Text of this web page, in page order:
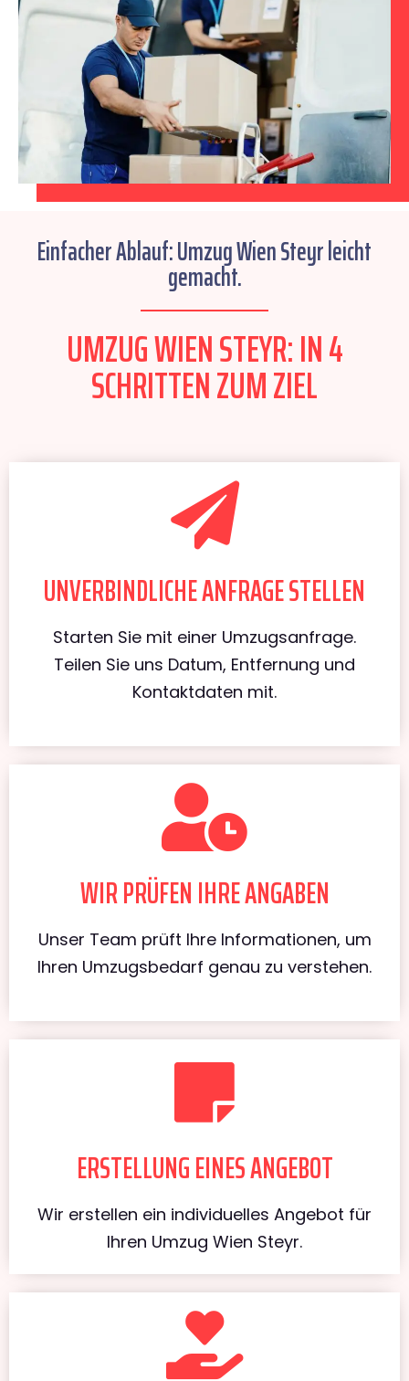
Einfacher Ablauf: Umzug Wien Steyr leicht
gemacht.
UMZUG WIEN STEYR: IN 4
SCHRITTEN ZUM ZIEL
UNVERBINDLICHE ANFRAGE STELLEN
Starten Sie mit einer Umzugsanfrage.
Teilen Sie uns Datum, Entfernung und
Kontaktdaten mit.
WIR PRÜFEN IHRE ANGABEN
Unser Team prüft Ihre Informationen, um
Ihren Umzugsbedarf genau zu verstehen.
ERSTELLUNG EINES ANGEBOT
Wir erstellen ein individuelles Angebot für
Ihren Umzug Wien Steyr.